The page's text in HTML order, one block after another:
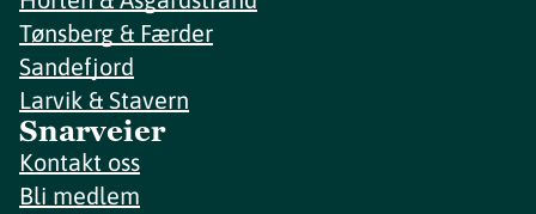
Tønsberg & Færder
Sandefjord
Larvik & Stavern
Snarveier
Kontakt oss
Bli medlem